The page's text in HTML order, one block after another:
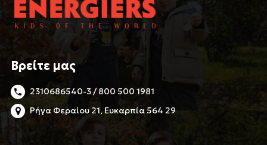
Βρείτε μας
2310686540-3 / 800 500 1981
Ρήγα Φεραίου 21, Ευκαρπία 564 29